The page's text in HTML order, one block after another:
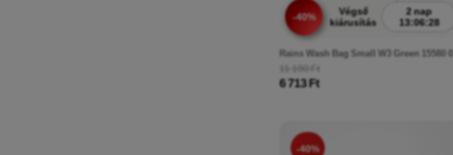
-40%
Végső
kiárusítás
2 nap
13:06:26
Rains Wash Bag Small W3 Green 15580 03
11 190 Ft
6 713 Ft
-40%